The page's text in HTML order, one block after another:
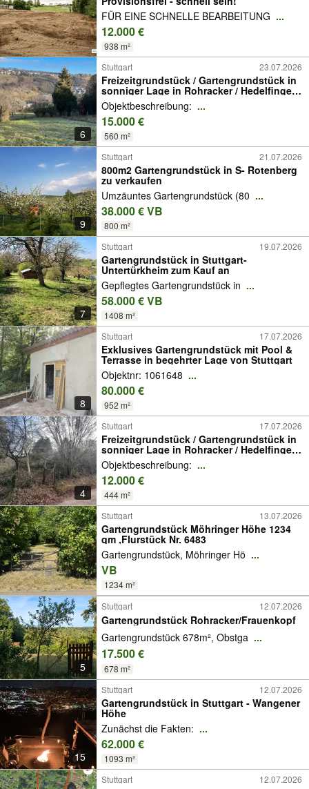
FÜR EINE SCHNELLE BEARBEITUNG ...
12.000 €
938 m²
6
Stuttgart 23.07.2026
Freizeitgrundstück / Gartengrundstück in
sonniger Lage in Rohracker / Hedelfingen
zu verkaufen.
Objektbeschreibung: ...
15.000 €
560 m²
9
Stuttgart 21.07.2026
800m2 Gartengrundstück in S- Rotenberg
zu verkaufen
Umzäuntes Gartengrundstück (80 ...
38.000 € VB
800 m²
7
Stuttgart 19.07.2026
Gartengrundstück in Stuttgart-
Untertürkheim zum Kauf an
Gepflegtes Gartengrundstück in ...
58.000 € VB
1408 m²
8
Stuttgart 17.07.2026
Exklusives Gartengrundstück mit Pool &
Terrasse in begehrter Lage von Stuttgart
Objektnr: 1061648 ...
80.000 €
952 m²
4
Stuttgart 17.07.2026
Freizeitgrundstück / Gartengrundstück in
sonniger Lage in Rohracker / Hedelfingen
zu verkaufen.
Objektbeschreibung: ...
12.000 €
444 m²
Stuttgart
13.07.2026
Gartengrundstück Möhringer Höhe 1234
qm ,Flurstück Nr. 6483
Gartengrundstück, Möhringer Hö ...
VB
1234 m²
5
Stuttgart 12.07.2026
Gartengrundstück Rohracker/Frauenkopf
Gartengrundstück 678m², Obstga ...
17.500 €
678 m²
15
Stuttgart 12.07.2026
Gartengrundstück in Stuttgart - Wangener
Höhe
Zunächst die Fakten: ...
62.000 €
1093 m²
Stuttgart
12.07.2026